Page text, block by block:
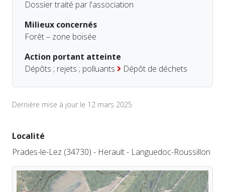
Dossier traité par l'association
Milieux concernés
Forêt – zone boisée
Action portant atteinte
Dépôts ; rejets ; polluants
Dépôt de déchets
Dernière mise à jour le 12 mars 2025
Localité
Prades-le-Lez (34730) - Herault - Languedoc-Roussillon